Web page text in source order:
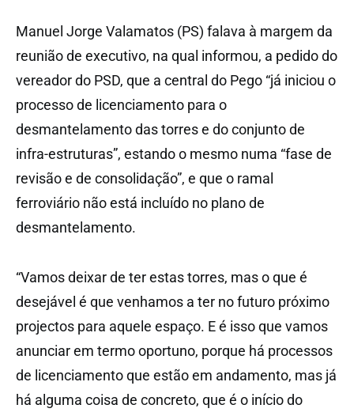
Manuel Jorge Valamatos (PS) falava à margem da
reunião de executivo, na qual informou, a pedido do
vereador do PSD, que a central do Pego “já iniciou o
processo de licenciamento para o
desmantelamento das torres e do conjunto de
infra-estruturas”, estando o mesmo numa “fase de
revisão e de consolidação”, e que o ramal
ferroviário não está incluído no plano de
desmantelamento.
“Vamos deixar de ter estas torres, mas o que é
desejável é que venhamos a ter no futuro próximo
projectos para aquele espaço. E é isso que vamos
anunciar em termo oportuno, porque há processos
de licenciamento que estão em andamento, mas já
há alguma coisa de concreto, que é o início do